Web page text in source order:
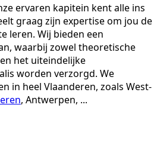
ervaren kapitein kent alle ins
graag zijn expertise om jou de
leren. Wij bieden een
waarbij zowel theoretische
het uiteindelijke
worden verzorgd. We
in heel Vlaanderen, zoals West-
, Antwerpen, ...